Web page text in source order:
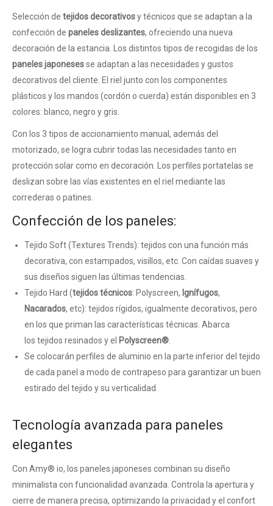
Selección de tejidos decorativosy técnicos que se adaptan a la
confección de paneles deslizantes, ofreciendo una nueva
decoración de la estancia. Los distintos tipos de recogidas de los
panelesjaponesesse adaptan a las necesidades y gustos
decorativos del cliente. El riel junto con los componentes
plásticos y los mandos (cordón o cuerda) están disponibles en 3
colores: blanco, negro y gris.
Con los 3 tipos de accionamiento manual, además del
motorizado, se logra cubrir todas las necesidades tanto en
protección solar como en decoración. Los perfiles portatelas se
deslizan sobre las vías existentes en el riel mediante las
correderas o patines.
Confección de los paneles:
Tejido Soft (Textures Trends): tejidos con una función más
decorativa, con estampados, visillos, etc. Con caídas suaves y
sus diseños siguen las últimas tendencias.
Tejido Hard (tejidos técnicos: Polyscreen, Ignífugos,
Nacarados, etc): tejidos rígidos, igualmente decorativos, pero
en los que priman las características técnicas. Abarca
los tejidos resinados y el Polyscreen®
Se colocarán perfiles de aluminio en la parte inferior del tejido
de cada panel a modo de contrapeso para garantizar un buen
estirado del tejido y su verticalidad.
Tecnología avanzada para paneles
elegantes
Con Amy® io, los paneles japoneses combinan su diseño
minimalista con funcionalidad avanzada. Controla la apertura y
cierre de manera precisa, optimizando la privacidad y el confort